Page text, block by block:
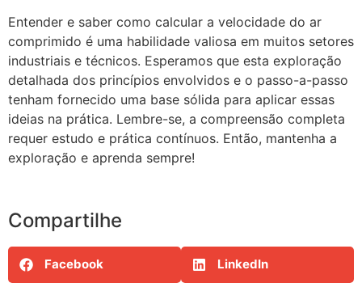
Entender e saber como calcular a velocidade do ar
comprimido é uma habilidade valiosa em muitos setores
industriais e técnicos. Esperamos que esta exploração
detalhada dos princípios envolvidos e o passo-a-passo
tenham fornecido uma base sólida para aplicar essas
ideias na prática. Lembre-se, a compreensão completa
requer estudo e prática contínuos. Então, mantenha a
exploração e aprenda sempre!
Compartilhe
Facebook LinkedIn